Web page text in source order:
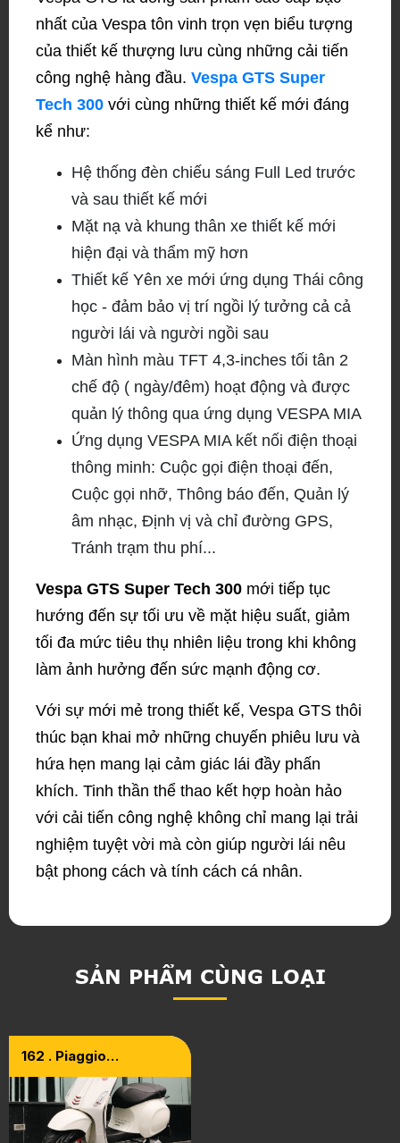
nhất của Vespa tôn vinh trọn vẹn biểu tượng
của thiết kế thượng lưu cùng những cải tiến
công nghệ hàng đầu. Vespa GTS Super
Tech 300 với cùng những thiết kế mới đáng
kể như:
Hệ thống đèn chiếu sáng Full Led trước
và sau thiết kế mới
Mặt nạ và khung thân xe thiết kế mới
hiện đại và thẩm mỹ hơn
Thiết kế Yên xe mới ứng dụng Thái công
học - đảm bảo vị trí ngồi lý tưởng cả cả
người lái và người ngồi sau
Màn hình màu TFT 4,3-inches tối tân 2
chế độ ( ngày/đêm) hoạt động và được
quản lý thông qua ứng dụng VESPA MIA
Ứng dụng VESPA MIA kết nối điện thoại
thông minh: Cuộc gọi điện thoại đến,
Cuộc gọi nhỡ, Thông báo đến, Quản lý
âm nhạc, Định vị và chỉ đường GPS,
Tránh trạm thu phí...
Vespa GTS Super Tech 300 mới tiếp tục
hướng đến sự tối ưu về mặt hiệu suất, giảm
tối đa mức tiêu thụ nhiên liệu trong khi không
làm ảnh hưởng đến sức mạnh động cơ.
Với sự mới mẻ trong thiết kế, Vespa GTS thôi
thúc bạn khai mở những chuyến phiêu lưu và
hứa hẹn mang lại cảm giác lái đầy phấn
khích. Tinh thần thể thao kết hợp hoàn hảo
với cải tiến công nghệ không chỉ mang lại trải
nghiệm tuyệt vời mà còn giúp người lái nêu
bật phong cách và tính cách cá nhân.
SẢN PHẨM CÙNG LOẠI
162 . Piaggio